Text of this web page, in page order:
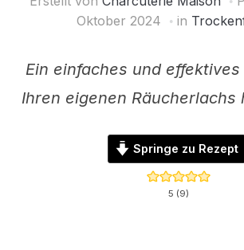
Oktober 2024
in
Ein einfaches und
Ihren eigenen Räucherlachs
Springe zu Rezept
5 (9)